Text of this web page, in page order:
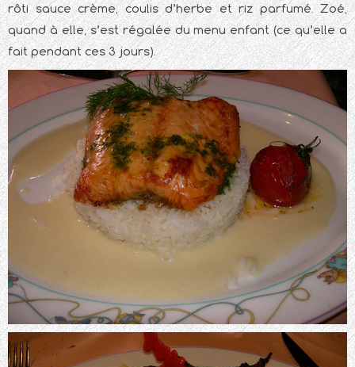
rôti sauce crème, coulis d’herbe et riz parfumé. Zoé,
quand à elle, s’est régalée du menu enfant (ce qu’elle a
fait pendant ces 3 jours).